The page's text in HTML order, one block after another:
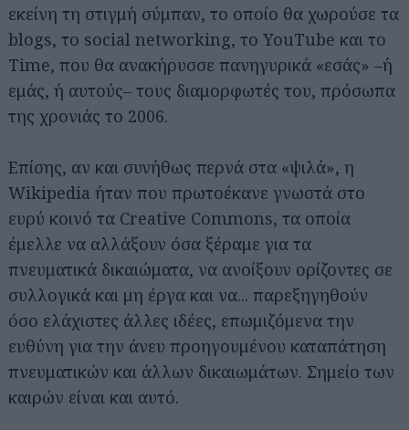
εκείνη τη στιγμή σύμπαν, το οποίο θα χωρούσε τα
blogs, το social networking, το YouTube και το
Time, που θα ανακήρυσσε πανηγυρικά «εσάς» –ή
εμάς, ή αυτούς– τους διαμορφωτές του, πρόσωπα
της χρονιάς το 2006.
Επίσης, αν και συνήθως περνά στα «ψιλά», η
Wikipedia ήταν που πρωτοέκανε γνωστά στο
ευρύ κοινό τα Creative Commons, τα οποία
έμελλε να αλλάξουν όσα ξέραμε για τα
πνευματικά δικαιώματα, να ανοίξουν ορίζοντες σε
συλλογικά και μη έργα και να... παρεξηγηθούν
όσο ελάχιστες άλλες ιδέες, επωμιζόμενα την
ευθύνη για την άνευ προηγουμένου καταπάτηση
πνευματικών και άλλων δικαιωμάτων. Σημείο των
καιρών είναι και αυτό.